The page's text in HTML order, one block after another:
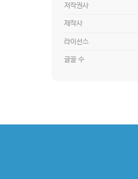
저작권사
제작사
라이선스
글꼴 수